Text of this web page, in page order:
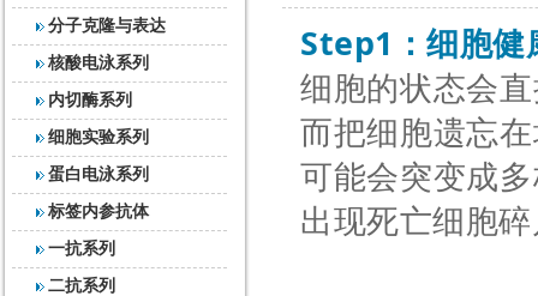
分子克隆与表达
核酸电泳系列
内切酶系列
细胞实验系列
蛋白电泳系列
标签内参抗体
一抗系列
二抗系列
Step1 ：细胞
细胞的状态会
而把细胞遗忘
可能会突变成
出现死亡细胞